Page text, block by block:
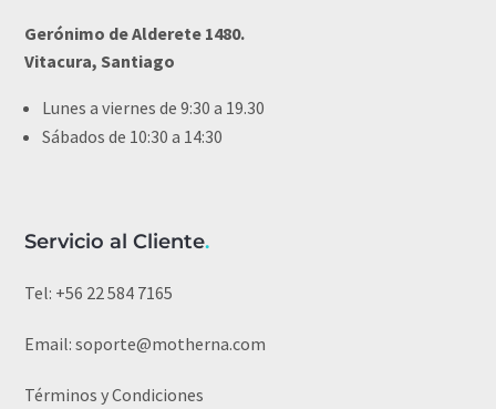
Gerónimo de Alderete 1480.
Vitacura, Santiago
Lunes a viernes de 9:30 a 19.30
Sábados de 10:30 a 14:30
Servicio al Cliente.
Tel: +56 22 584 7165
Email:soporte@motherna.com
Términos y Condiciones